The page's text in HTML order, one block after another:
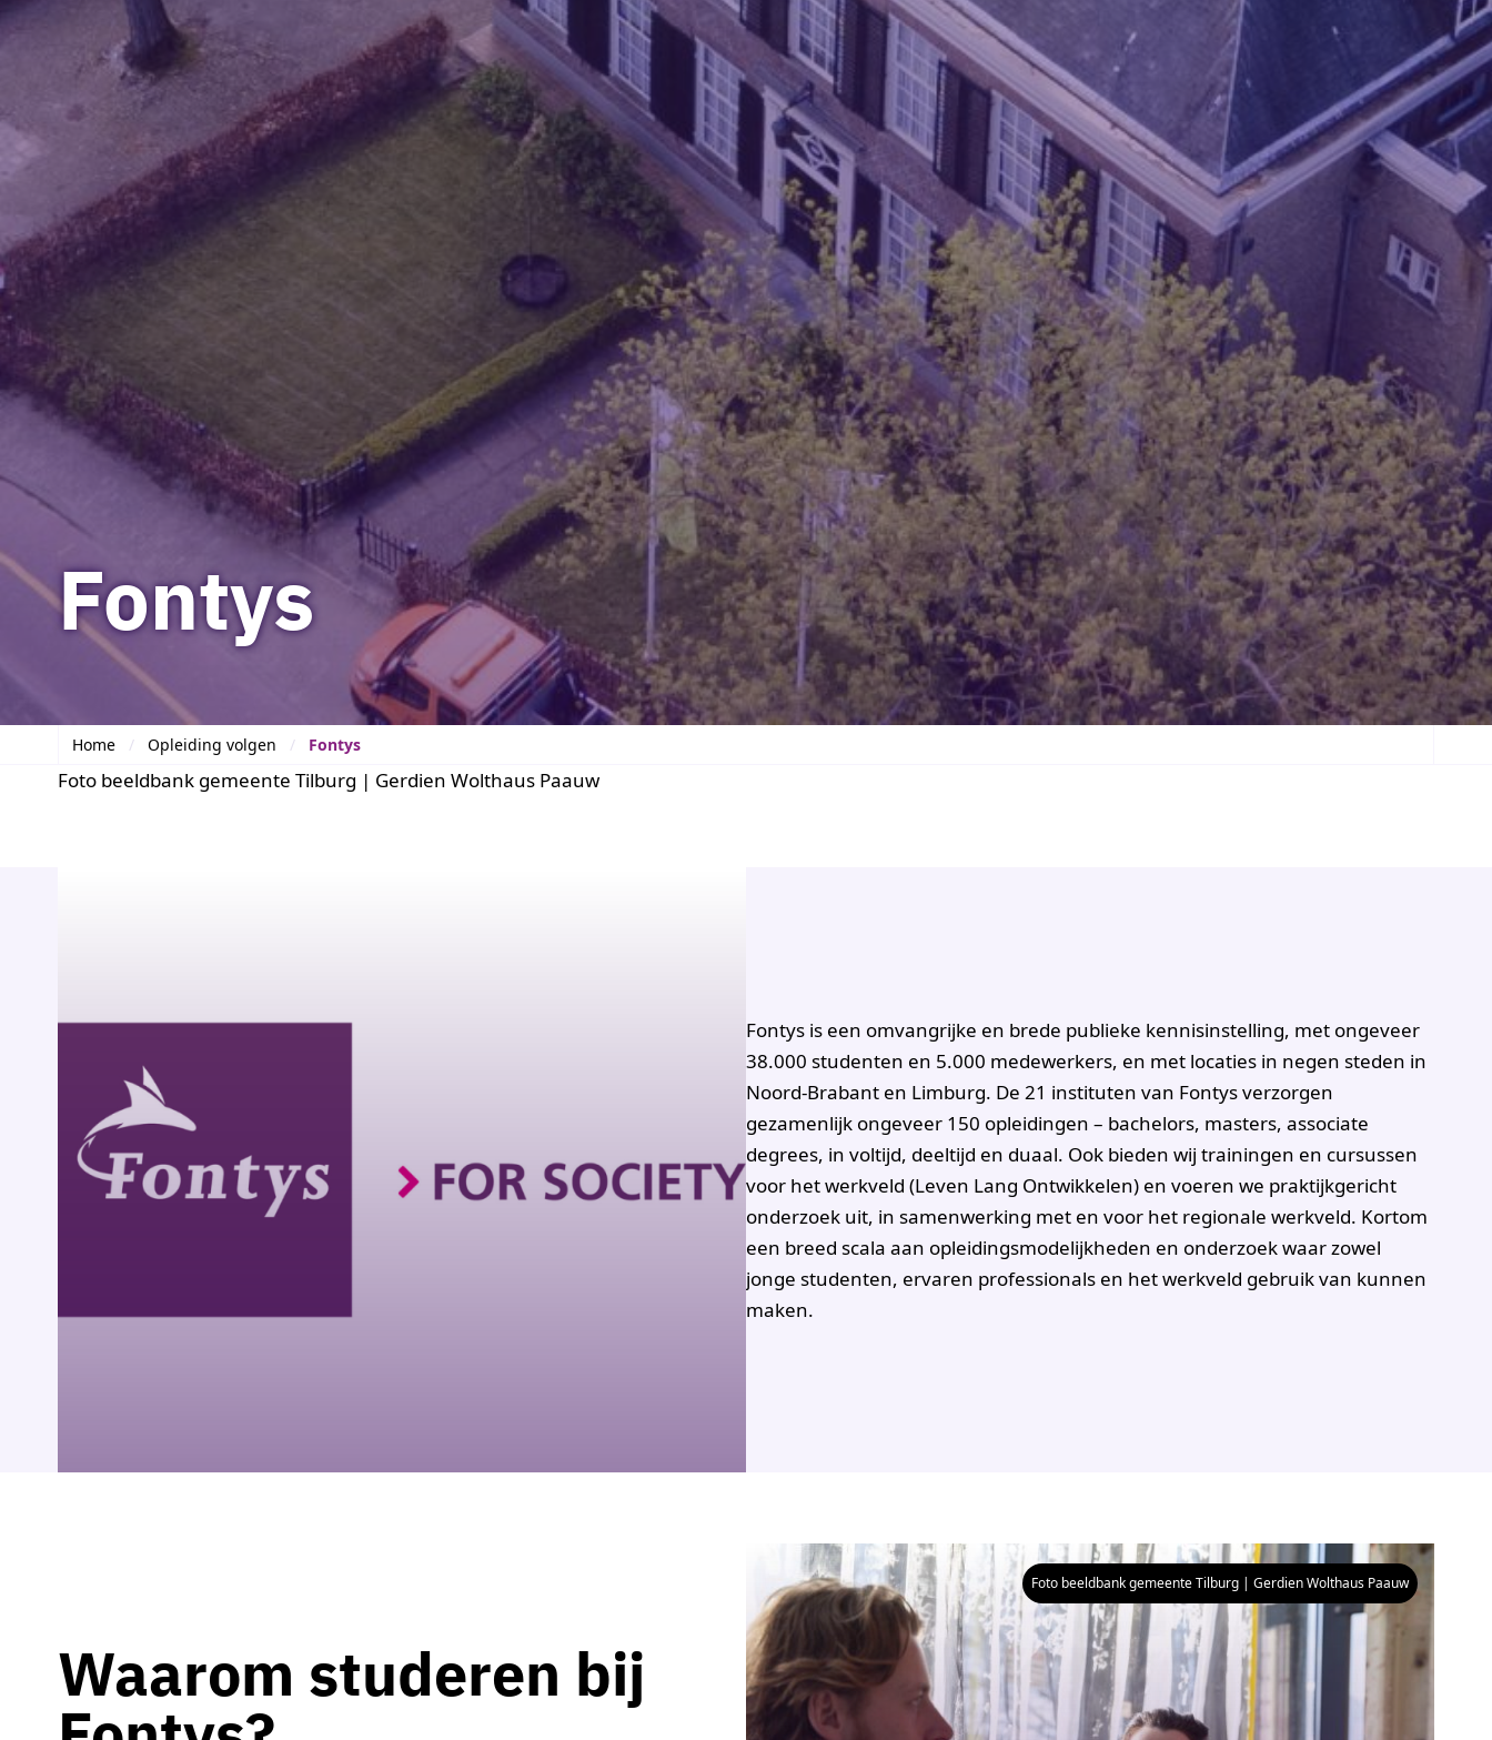
Fontys
Home Opleiding volgen Fontys
Foto beeldbank gemeente Tilburg | Gerdien Wolthaus Paauw
Fontys is een omvangrijke en brede publieke kennisinstelling, met ongeveer
38.000 studenten en 5.000 medewerkers, en met locaties in negen steden in
Noord-Brabant en Limburg. De 21 instituten van Fontys verzorgen
gezamenlijk ongeveer 150 opleidingen – bachelors, masters, associate
degrees, in voltijd, deeltijd en duaal. Ook bieden wij trainingen en cursussen
voor het werkveld (Leven Lang Ontwikkelen) en voeren we praktijkgericht
onderzoek uit, in samenwerking met en voor het regionale werkveld. Kortom
een breed scala aan opleidingsmodelijkheden en onderzoek waar zowel
jonge studenten, ervaren professionals en het werkveld gebruik van kunnen
maken.
Waarom studeren bij
Foto beeldbank gemeente Tilburg | Gerdien Wolthaus Paauw